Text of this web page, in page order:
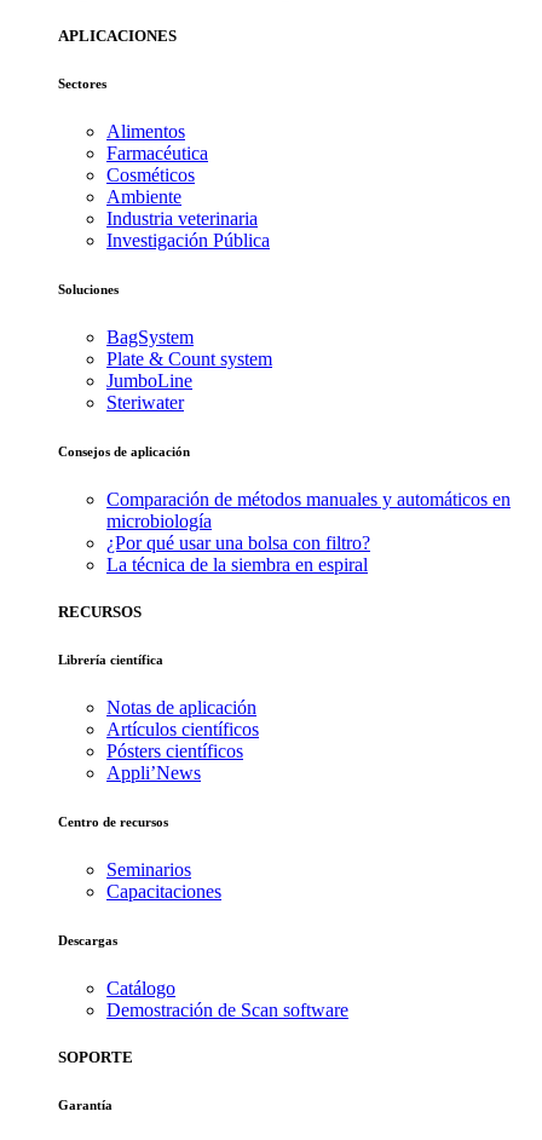
APLICACIONES
Sectores
Alimentos
Farmacéutica
Cosméticos
Ambiente
Industria veterinaria
Investigación Pública
Soluciones
BagSystem
Plate & Count system
JumboLine
Steriwater
Consejos de aplicación
Comparación de métodos manuales y automáticos en
microbiología
¿Por qué usar una bolsa con filtro?
La técnica de la siembra en espiral
RECURSOS
Librería científica
Notas de aplicación
Artículos científicos
Pósters científicos
Appli’News
Centro de recursos
Seminarios
Capacitaciones
Descargas
Catálogo
Demostración de Scan software
SOPORTE
Garantía